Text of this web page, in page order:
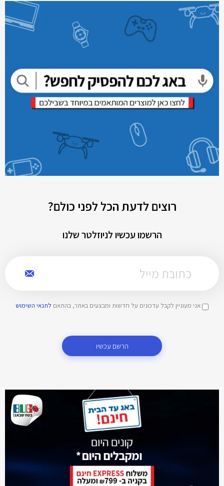
רוצים לדעת הכל לפני כולם?
הרשמו עכשיו לניוזלטר שלנו
אני מעוניין לקבל עדכונים על חדשות ומבצעים באתר, בהתאם לתנאי השימוש
הרשם עכשיו